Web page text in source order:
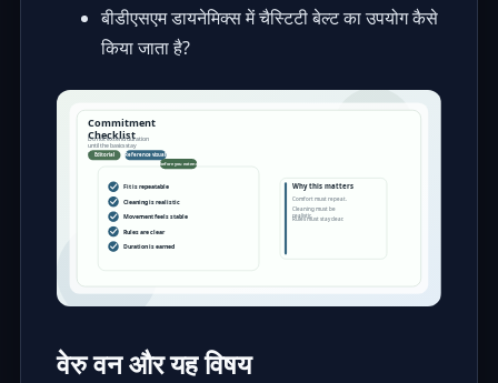
बीडीएसएम डायनेमिक्स में चैस्टिटी बेल्ट का उपयोग कैसे
किया जाता है?
वेरु वन और यह विषय